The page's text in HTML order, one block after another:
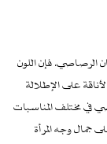
الرصاصي. فإن اللون
على الإطلالة
في مختلف المناسبات
جمال وجه المرأة